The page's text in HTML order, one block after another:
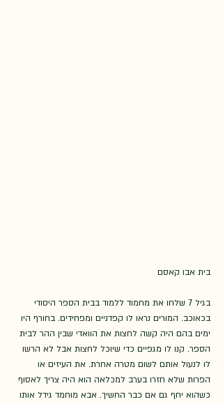
בית אבו קאסם
בגיל 7 שלחו את מחמוד ללמוד בבית הספר היסודי
בכאוכב. המורים נראו לו קפדניים ומפחידים. בחורף היו
ימים בהם היה קשה לחצות את הוואדי שבין ההר לבית
הספר. קנו לו מגפיים כדי שיוכל לחצות אבל לא הרשו
לו לנעול אותם לשום מטרה אחרת. את העיזים או
הפרות שלא חזרו בערב למכלאה הוא היה צריך לאסוף
כשהוא יחף גם אם כבר החשיך. אבא מוחמד גידל אותו